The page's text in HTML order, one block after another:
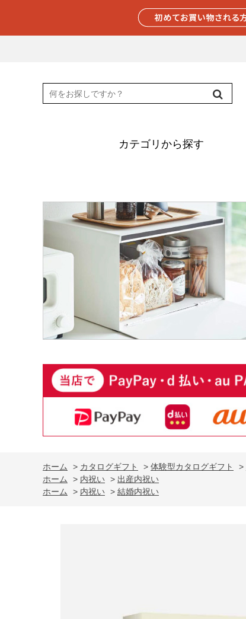
カテゴリから探す
ホーム > カタログギフト > 体験型カタログギフト >
ホーム
> 内祝い > 出産内祝い
ホーム
> 内祝い > 結婚内祝い